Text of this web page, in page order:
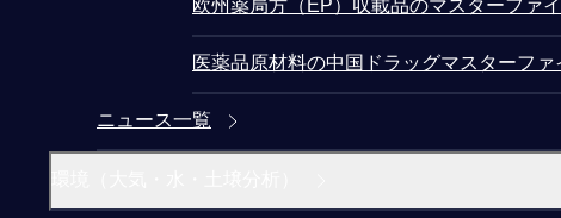
欧州薬局方（EP）収載品のマスターファ
医薬品原材料の中国ドラッグマスターフ
ニュース一覧